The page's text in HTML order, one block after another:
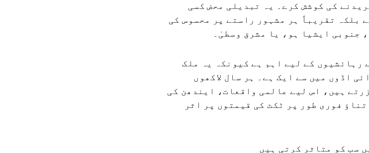
کی کوشش کرے۔ یہ تبدیلی محض کسی
بلکہ تقریباً ہر مشہور راستے پر محسوس کی
جنوبی ایشیا ہو، یا مشرق وسطیٰ۔
رہائشیوں کے لیے اہم ہے کیونکہ یہ ملک
اڈوں میں سے ایک ہے۔ ہر سال لاکھوں
ہیں، اس لیے عالمی واقعات، ایندھن کی
فوری طور پر ٹکٹ کی قیمتوں پر اثر
سب کو متاثر کرتی ہیں